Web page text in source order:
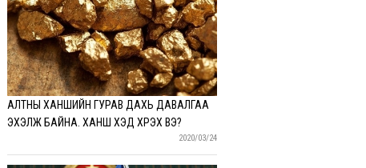
АЛТНЫ ХАНШИЙН ГУРАВ ДАХЬ ДАВАЛГАА
ЭХЭЛЖ БАЙНА. ХАНШ ХЭД ХҮРЭХ ВЭ?
2020/03/24